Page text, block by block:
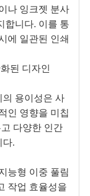
나 잉크젯 분사
합니다. 이를 통
에 일관된 인쇄
된 디자인
의 용이성은 사
인 영향을 미칩
다양한 인간
다.
능형 이중 풀림
작업 효율성을